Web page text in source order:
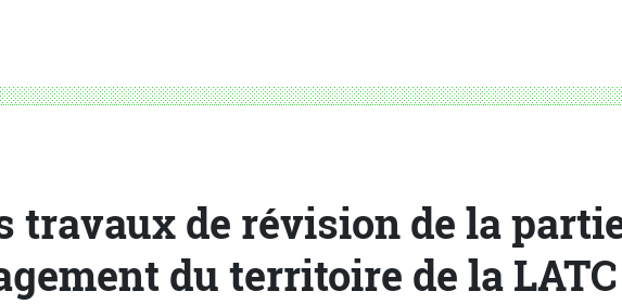
du territoire de la LATC
travaux de révision de la
du territoire de la LATC